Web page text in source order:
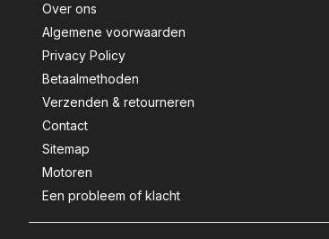
Over ons
Algemene voorwaarden
Privacy Policy
Betaalmethoden
Verzenden & retourneren
Contact
Sitemap
Motoren
Een probleem of klacht